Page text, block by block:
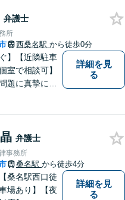
型の法律事務
にどうぞ【弁
険・法テラス
弁護士
所
西桑名駅 から徒歩0分
】【近隣駐車
室で相談可】
題に真摯に向
頼と実績のあ
たいと思って
お気軽にお電
詳細を見
る
弁護士
事務所
桑名駅 から徒歩4分
桑名駅西口徒
場あり】【夜
詳細を見
る